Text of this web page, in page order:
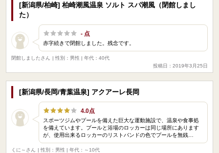
[新潟県/柏崎] 柏崎潮風温泉 ソルト スパ潮風（閉館しまし
た）
- 点
赤字続きで閉館しました。残念です。
閉館しましたさん
| 性別：男性 | 年代：40代
投稿日：2019年3月25日
[新潟県/長岡/青葉温泉] アクアーレ長岡
4.0点
スポーツジムやプールを備えた巨大な運動施設で、温泉や食事処
を備えています。プールと浴場のロッカーは同じ場所にあります
が、使用出来るロッカーのリストバンドの色でプールを無銭…
くに～さん
| 性別：男性 | 年代：～10代